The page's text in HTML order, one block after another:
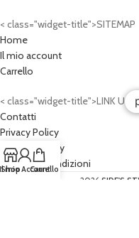
< class="widget-title">SITEMAP
Home
Il mio account
Carrello
< class="widget-title">LINK
Contatti
Privacy Policy
Cookies Policy
Termini e Condizioni
2026 SIDE'S
Shop
Il mio Account
Carrello